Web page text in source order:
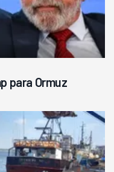
para Ormuz